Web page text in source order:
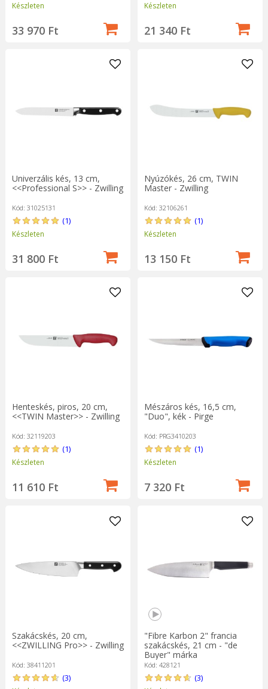
Készleten
33 970 Ft
Készleten
21 340 Ft
Univerzális kés, 13 cm,
<<Professional S>> - Zwilling
Kód: 31025131
(1)
Készleten
31 800 Ft
Nyúzókés, 26 cm, TWIN
Master - Zwilling
Kód: 32106261
(1)
Készleten
13 150 Ft
Henteskés, piros, 20 cm,
<<TWIN Master>> - Zwilling
Kód: 32119203
(1)
Készleten
11 610 Ft
Mészáros kés, 16,5 cm,
"Duo", kék - Pirge
Kód: PRG3410203
(1)
Készleten
7 320 Ft
Szakácskés, 20 cm,
<<ZWILLING Pro>> - Zwilling
Kód: 38411201
(3)
"Fibre Karbon 2" francia
szakácskés, 21 cm - "de
Buyer" márka
Kód: 428121
(3)